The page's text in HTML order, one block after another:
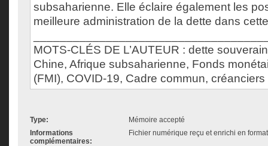
subsaharienne. Elle éclaire également les
meilleure administration de la dette dans
MOTS-CLÉS DE L’AUTEUR : dette
Chine, Afrique subsaharienne, Fonds
(FMI), COVID-19, Cadre commun,
Type:
Mémoire accepté
Informations
complémentaires:
Fichier numérique reçu et enrichi en